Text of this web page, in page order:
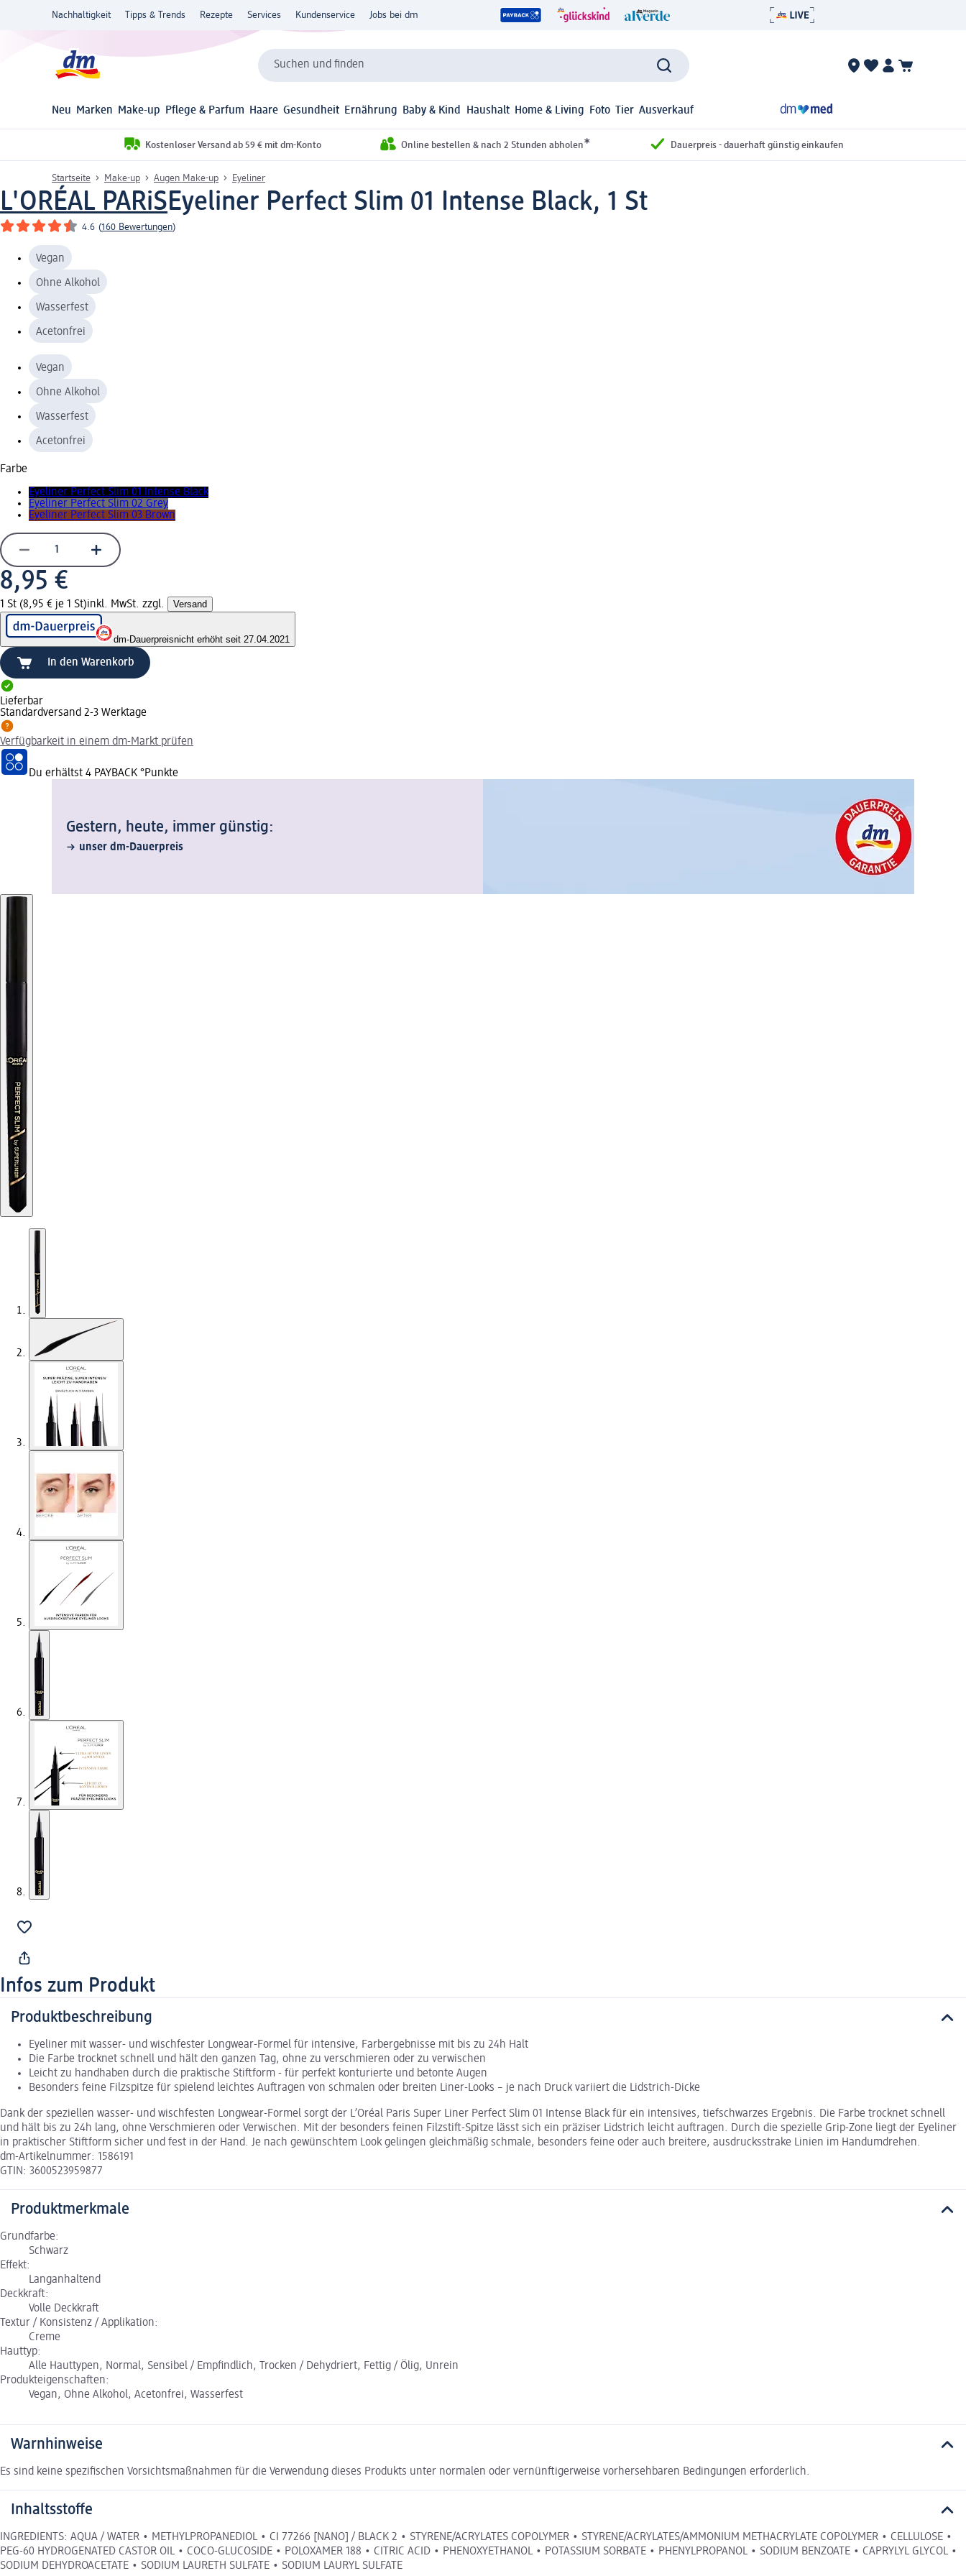
Nachhaltigkeit Tipps & Trends Rezepte Services Kundenservice Jobs bei dm
Suchen und finden
Neu Marken Make-up Pflege & Parfum Haare Gesundheit Ernährung Baby & Kind Haushalt Home & Living Foto Tier Ausverkauf
Kostenloser Versand ab 59 € mit dm-Konto Online bestellen & nach 2 Stunden abholen* Dauerpreis - dauerhaft günstig einkaufen
Startseite Make-up Augen Make-up Eyeliner
L'ORÉAL PARiSEyeliner Perfect Slim 01 Intense Black, 1 St
4.6 (160 Bewertungen)
Vegan
Ohne Alkohol
Wasserfest
Acetonfrei
Vegan
Ohne Alkohol
Wasserfest
Acetonfrei
Farbe
Eyeliner Perfect Slim 01 Intense Black
Eyeliner Perfect Slim 02 Grey
Eyeliner Perfect Slim 03 Brown
8,95 €
1 St (8,95 € je 1 St)inkl. MwSt. zzgl. Versand
dm-Dauerpreisnicht erhöht seit 27.04.2021
In den Warenkorb
Lieferbar
Standardversand 2-3 Werktage
Verfügbarkeit in einem dm-Markt prüfen
Du erhältst 4 PAYBACK °Punkte
Gestern, heute, immer günstig:
unser dm-Dauerpreis
Infos zum Produkt
Produktbeschreibung
Eyeliner mit wasser- und wischfester Longwear-Formel für intensive, Farbergebnisse mit bis zu 24h Halt
Die Farbe trocknet schnell und hält den ganzen Tag, ohne zu verschmieren oder zu verwischen
Leicht zu handhaben durch die praktische Stiftform - für perfekt konturierte und betonte Augen
Besonders feine Filzspitze für spielend leichtes Auftragen von schmalen oder breiten Liner-Looks – je nach Druck variiert die Lidstrich-Dicke
Dank der speziellen wasser- und wischfesten Longwear-Formel sorgt der L’Oréal Paris Super Liner Perfect Slim 01 Intense Black für ein intensives, tiefschwarzes Ergebnis. Die Farbe trocknet schnell
und hält bis zu 24h lang, ohne Verschmieren oder Verwischen. Mit der besonders feinen Filzstift-Spitze lässt sich ein präziser Lidstrich leicht auftragen. Durch die spezielle Grip-Zone liegt der Eyeliner
in praktischer Stiftform sicher und fest in der Hand. Je nach gewünschtem Look gelingen gleichmäßig schmale, besonders feine oder auch breitere, ausdrucksstrake Linien im Handumdrehen.
dm-Artikelnummer: 1586191
GTIN: 3600523959877
Produktmerkmale
Grundfarbe:
Schwarz
Effekt:
Langanhaltend
Deckkraft:
Volle Deckkraft
Textur / Konsistenz / Applikation:
Creme
Hauttyp:
Alle Hauttypen, Normal, Sensibel / Empfindlich, Trocken / Dehydriert, Fettig / Ölig, Unrein
Produkteigenschaften:
Vegan, Ohne Alkohol, Acetonfrei, Wasserfest
Warnhinweise
Es sind keine spezifischen Vorsichtsmaßnahmen für die Verwendung dieses Produkts unter normalen oder vernünftigerweise vorhersehbaren Bedingungen erforderlich.
Inhaltsstoffe
INGREDIENTS: AQUA / WATER • METHYLPROPANEDIOL • CI 77266 [NANO] / BLACK 2 • STYRENE/ACRYLATES COPOLYMER • STYRENE/ACRYLATES/AMMONIUM METHACRYLATE COPOLYMER • CELLULOSE •
PEG-60 HYDROGENATED CASTOR OIL • COCO-GLUCOSIDE • POLOXAMER 188 • CITRIC ACID • PHENOXYETHANOL • POTASSIUM SORBATE • PHENYLPROPANOL • SODIUM BENZOATE • CAPRYLYL GLYCOL •
SODIUM DEHYDROACETATE • SODIUM LAURETH SULFATE • SODIUM LAURYL SULFATE